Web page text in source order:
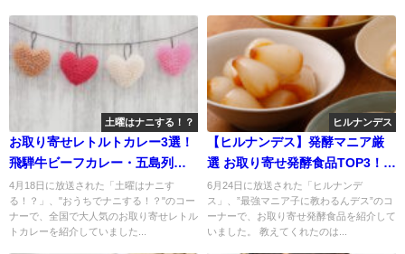
土曜はナニする！？
お取り寄せレトルトカレー3選！
飛騨牛ビーフカレー・五島列島
カレー
4月18日に放送された「土曜はナニす
る！？」、"おうちでナニする！？"のコー
ナーで、全国で大人気のお取り寄せレトル
トカレーを紹介していました...
ヒルナンデス
【ヒルナンデス】発酵マニア厳
選 お取り寄せ発酵食品TOP3！腸
活最強
6月24日に放送された「ヒルナンデ
ス」、”最強マニア子に教わるんデス”のコ
ーナーで、お取り寄せ発酵食品を紹介して
いました。 教えてくれたのは...